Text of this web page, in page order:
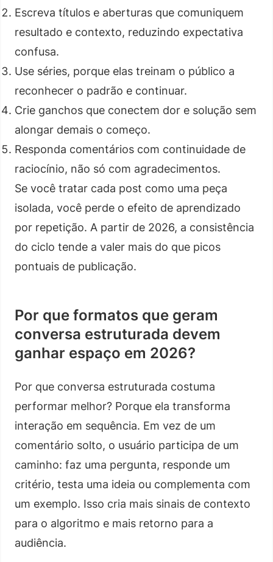
Escreva títulos e aberturas que comuniquem
resultado e contexto, reduzindo expectativa
confusa.
Use séries, porque elas treinam o público a
reconhecer o padrão e continuar.
Crie ganchos que conectem dor e solução sem
alongar demais o começo.
Responda comentários com continuidade de
raciocínio, não só com agradecimentos.
Se você tratar cada post como uma peça
isolada, você perde o efeito de aprendizado
por repetição. A partir de 2026, a consistência
do ciclo tende a valer mais do que picos
pontuais de publicação.
Por que formatos que geram
conversa estruturada devem
ganhar espaço em 2026?
Por que conversa estruturada costuma
performar melhor? Porque ela transforma
interação em sequência. Em vez de um
comentário solto, o usuário participa de um
caminho: faz uma pergunta, responde um
critério, testa uma ideia ou complementa com
um exemplo. Isso cria mais sinais de contexto
para o algoritmo e mais retorno para a
audiência.